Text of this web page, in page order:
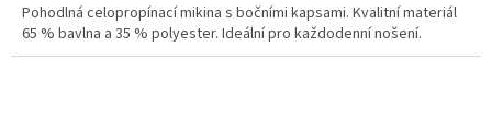
Pohodlná celopropínací mikina s bočními kapsami. Kvalitní materiál
65 % bavlna a 35 % polyester. Ideální pro každodenní nošení.